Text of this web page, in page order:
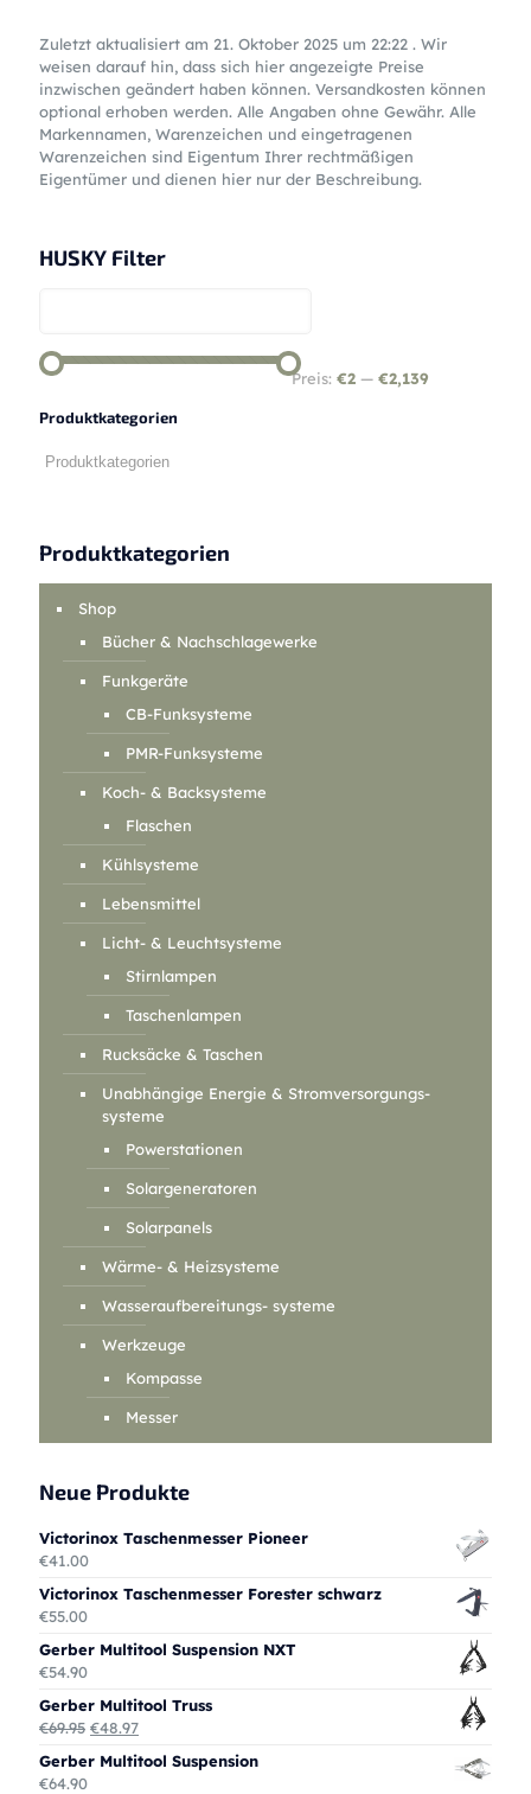
Zuletzt aktualisiert am 21. Oktober 2025 um 22:22 . Wir
weisen darauf hin, dass sich hier angezeigte Preise
inzwischen geändert haben können. Versandkosten können
optional erhoben werden. Alle Angaben ohne Gewähr. Alle
Markennamen, Warenzeichen und eingetragenen
Warenzeichen sind Eigentum Ihrer rechtmäßigen
Eigentümer und dienen hier nur der Beschreibung.
HUSKY Filter
Preis: €2 — €2,139
Produktkategorien
Produktkategorien
Shop
Bücher & Nachschlagewerke
Funkgeräte
CB-Funksysteme
PMR-Funksysteme
Koch- & Backsysteme
Flaschen
Kühlsysteme
Lebensmittel
Licht- & Leuchtsysteme
Stirnlampen
Taschenlampen
Rucksäcke & Taschen
Unabhängige Energie & Stromversorgungs-
systeme
Powerstationen
Solargeneratoren
Solarpanels
Wärme- & Heizsysteme
Wasseraufbereitungs- systeme
Werkzeuge
Kompasse
Messer
Neue Produkte
Victorinox Taschenmesser Pioneer
€41.00
Victorinox Taschenmesser Forester schwarz
€55.00
Gerber Multitool Suspension NXT
€54.90
Gerber Multitool Truss
€69.95 Ursprünglicher
war:
€48.97Aktueller
ist:
Gerber Multitool Suspension
€64.90